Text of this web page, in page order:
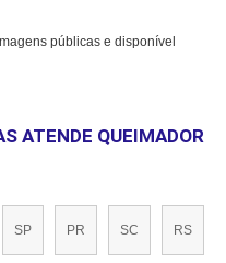
públicas e disponível
ATENDE QUEIMADOR
SP PR SC RS